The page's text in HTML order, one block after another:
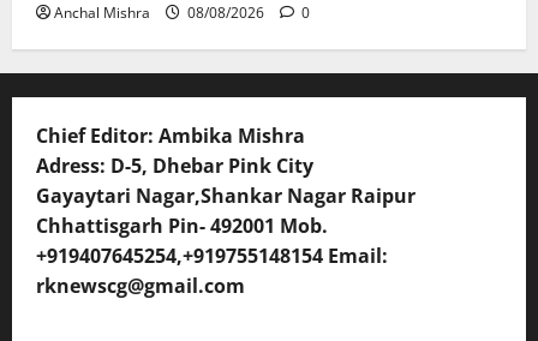
Anchal Mishra 08/08/2026 0
Chief Editor: Ambika Mishra
Adress: D-5, Dhebar Pink City
Gayaytari Nagar,Shankar Nagar Raipur
Chhattisgarh Pin- 492001 Mob.
+919407645254,+919755148154 Email:
rknewscg@gmail.com